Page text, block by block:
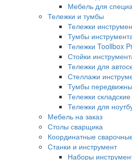
Мебель для
Тележки и тумбы
Тележки
Тумбы
Тележки Toollbox
Стойки
Тележки для
Стеллажи
Тумбы
Тележки складские
Тележки для
Мебель на заказ
Столы сварщика
Координатные
Станки и инструмент
Наборы